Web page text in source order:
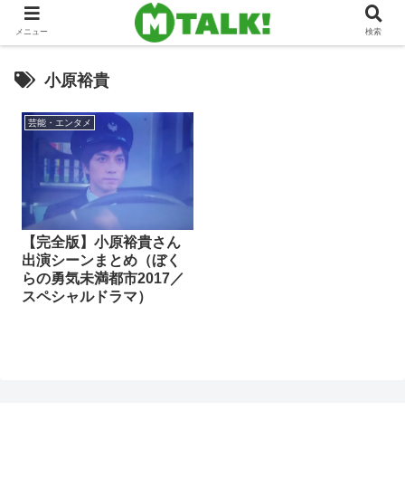
小原裕貴
芸能・エンタメ
【完全版】小原裕貴さん
出演シーンまとめ（ぼく
らの勇気未満都市2017／
スペシャルドラマ）
メニュー 検索